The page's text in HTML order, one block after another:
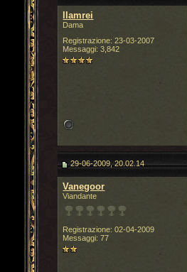
llamrei
Dama
Registrazione: 23-03-2007
Messaggi: 3,842
29-06-2009, 20.02.14
Vanegoor
Viandante
Registrazione: 02-04-2009
Messaggi: 77